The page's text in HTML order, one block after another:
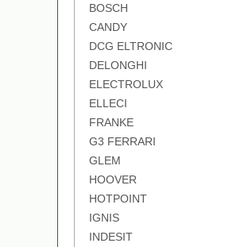
BOSCH
CANDY
DCG ELTRONIC
DELONGHI
ELECTROLUX
ELLECI
FRANKE
G3 FERRARI
GLEM
HOOVER
HOTPOINT
IGNIS
INDESIT